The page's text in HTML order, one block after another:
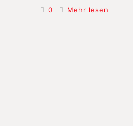
0 Mehr lesen